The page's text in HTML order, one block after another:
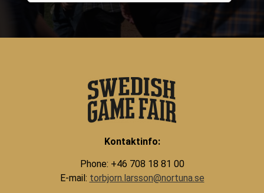
Kontaktinfo:
Phone: +46 708 18 81 00
E-mail: torbjorn.larsson@nortuna.se